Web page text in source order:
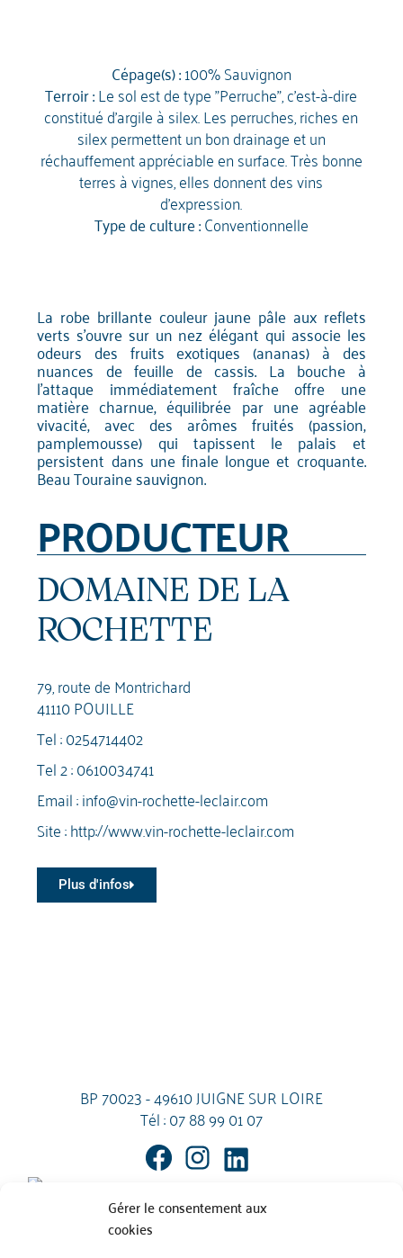
Gérer le consentement aux
cookies
Cépage(s) :100% Sauvignon
Terroir :Le sol est de type "Perruche", c'est-à-dire
constitué d'argile à silex. Les perruches, riches en
silex permettent un bon drainage et un
réchauffement appréciable en surface. Très bonne
terres à vignes, elles donnent des vins
d'expression.
Type de culture :Conventionnelle
La robe brillante couleur jaune pâle aux reflets
verts s'ouvre sur un nez élégant qui associe les
odeurs des fruits exotiques (ananas) à des
nuances de feuille de cassis. La bouche à
l'attaque immédiatement fraîche offre une
matière charnue, équilibrée par une agréable
vivacité, avec des arômes fruités (passion,
pamplemousse) qui tapissent le palais et
persistent dans une finale longue et croquante.
Beau Touraine sauvignon.
PRODUCTEUR
DOMAINE DE LA
ROCHETTE
79, route de Montrichard
41110 POUILLE
Tel :0254714402
Tel 2 :0610034741
Email :info@vin-rochette-leclair.com
Site :http://www.vin-rochette-leclair.com
Plus d'infos
BP 70023 - 49610 JUIGNE SUR LOIRE
Tél :07 88 99 01 07